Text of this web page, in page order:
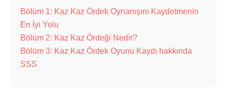
Bölüm 1: Kaz Kaz Ördek Oynanışını Kaydetmenin
En İyi Yolu
Bölüm 2: Kaz Kaz Ördeği Nedir?
Bölüm 3: Kaz Kaz Ördek Oyunu Kaydı hakkında
SSS